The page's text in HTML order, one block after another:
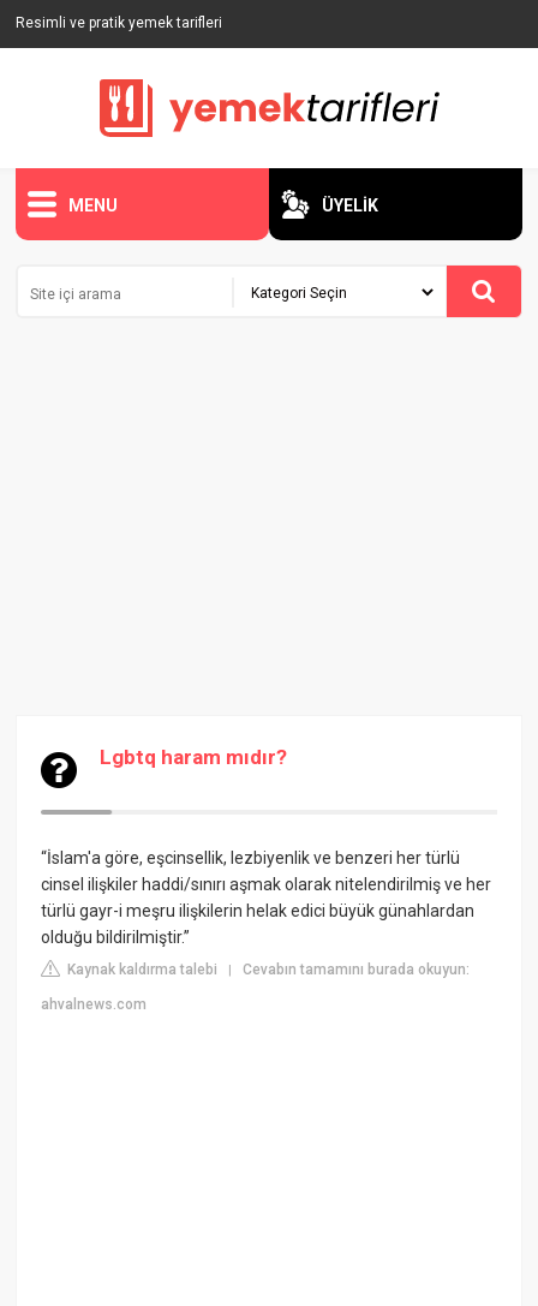
Resimli ve pratik yemek tarifleri
MENU ÜYELİK
Lgbtq haram mıdır?
“İslam'a göre, eşcinsellik, lezbiyenlik ve benzeri her türlü
cinsel ilişkiler haddi/sınırı aşmak olarak nitelendirilmiş ve her
türlü gayr-i meşru ilişkilerin helak edici büyük günahlardan
olduğu bildirilmiştir.”
Kaynak kaldırma talebi |Cevabın tamamını burada okuyun:
ahvalnews.com